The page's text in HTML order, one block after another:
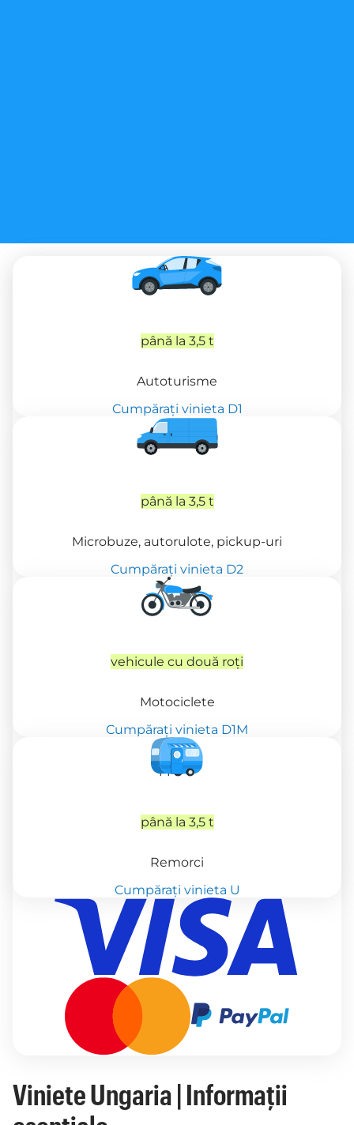
până la 3,5 t
Autoturisme
Cumpărați vinieta D1
până la 3,5 t
Microbuze, autorulote, pickup-uri
Cumpărați vinieta D2
vehicule cu două roți
Motociclete
Cumpărați vinieta D1M
până la 3,5 t
Remorci
Cumpărați vinieta U
Viniete Ungaria | Informații